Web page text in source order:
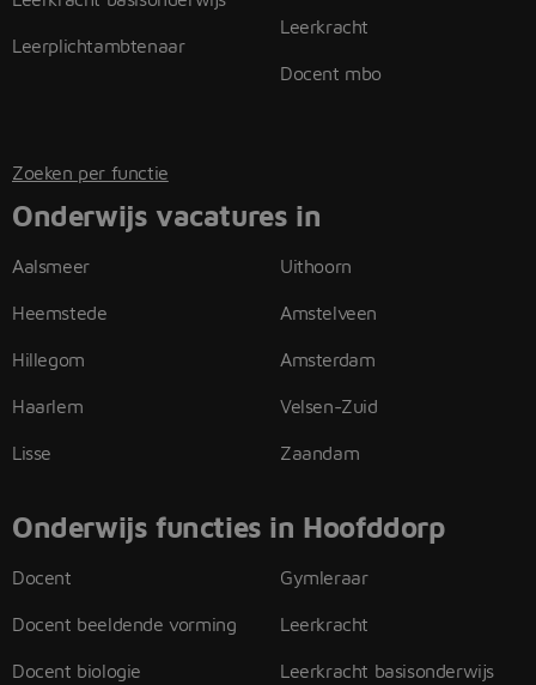
Leerplichtambtenaar
Leerkracht
Docent mbo
Zoeken per functie
Onderwijs vacatures in
Aalsmeer
Heemstede
Hillegom
Haarlem
Lisse
Uithoorn
Amstelveen
Amsterdam
Velsen-Zuid
Zaandam
Onderwijs functies in Hoofddorp
Docent
Docent beeldende vorming
Docent biologie
Gymleraar
Leerkracht
Leerkracht basisonderwijs